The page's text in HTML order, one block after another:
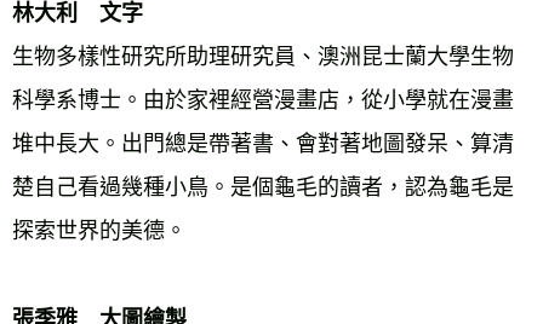
林大利　文字
生物多樣性研究所助理研究員、澳洲昆士蘭大學生物
科學系博士。由於家裡經營漫畫店，從小學就在漫畫
堆中長大。出門總是帶著書、會對著地圖發呆、算清
楚自己看過幾種小鳥。是個龜毛的讀者，認為龜毛是
探索世界的美德。